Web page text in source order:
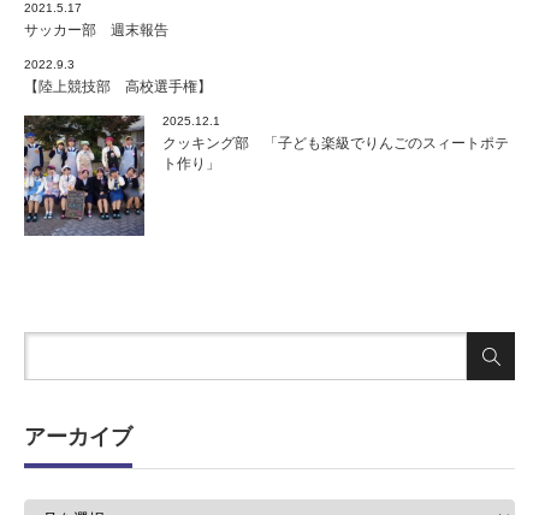
2021.5.17
サッカー部 週末報告
2022.9.3
【陸上競技部 高校選手権】
2025.12.1
クッキング部 「子ども楽級でりんごのスィートポテ
ト作り」
アーカイブ